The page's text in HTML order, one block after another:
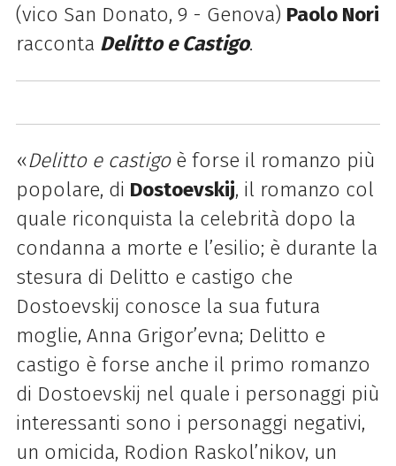
(vico San Donato, 9 - Genova) Paolo Nori
racconta Delitto e Castigo.
«Delitto e castigoè forse il romanzo più
popolare, di Dostoevskij, il romanzo col
quale riconquista la celebrità dopo la
condanna a morte e l’esilio; è durante la
stesura di Delitto e castigo che
Dostoevskij conosce la sua futura
moglie, Anna Grigor’evna; Delitto e
castigo è forse anche il primo romanzo
di Dostoevskij nel quale i personaggi più
interessanti sono i personaggi negativi,
un omicida, Rodion Raskol’nikov, un